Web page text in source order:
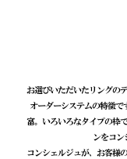
お選びいただいたリングの
オーダーシステムの特徴
富。いろいろなタイプの枠
ンをコン
コンシェルジュが、お客様